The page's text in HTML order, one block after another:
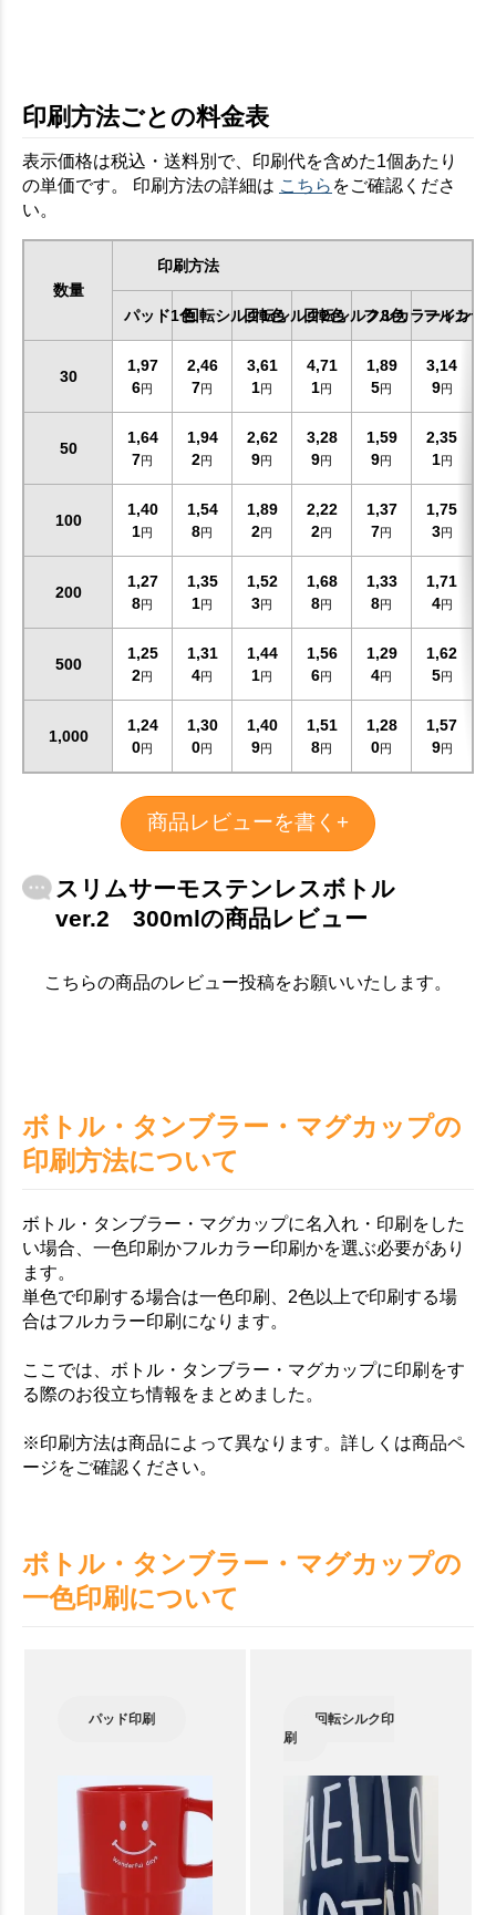
印刷方法ごとの料金表
表示価格は税込・送料別で、印刷代を含めた1個あたり
の単価です。 印刷方法の詳細は こちら をご確認くださ
い。
数量
印刷方法
パッド1色回転シルク1色回転シルク2色回転シルク3色フルカラーインク
フルカラ
30
1,97
6円
2,46
7円
3,61
1円
4,71
1円
1,89
5円
3,14
9円
50
1,64
7円
1,94
2円
2,62
9円
3,28
9円
1,59
9円
2,35
1円
100
1,40
1円
1,54
8円
1,89
2円
2,22
2円
1,37
7円
1,75
3円
200
1,27
8円
1,35
1円
1,52
3円
1,68
8円
1,33
8円
1,71
4円
500
1,25
2円
1,31
4円
1,44
1円
1,56
6円
1,29
4円
1,62
5円
1,000
1,24
0円
1,30
0円
1,40
9円
1,51
8円
1,28
0円
1,57
9円
商品レビューを書く+
スリムサーモステンレスボトル
ver.2 300mlの商品レビュー
こちらの商品のレビュー投稿をお願いいたします。
ボトル・タンブラー・マグカップの
印刷方法について
ボトル・タンブラー・マグカップに名入れ・印刷をした
い場合、一色印刷かフルカラー印刷かを選ぶ必要があり
ます。
単色で印刷する場合は一色印刷、2色以上で印刷する場
合はフルカラー印刷になります。
ここでは、ボトル・タンブラー・マグカップに印刷をす
る際のお役立ち情報をまとめました。
※印刷方法は商品によって異なります。詳しくは商品ペ
ージをご確認ください。
ボトル・タンブラー・マグカップの
一色印刷について
パッド印刷
回転シルク印
刷